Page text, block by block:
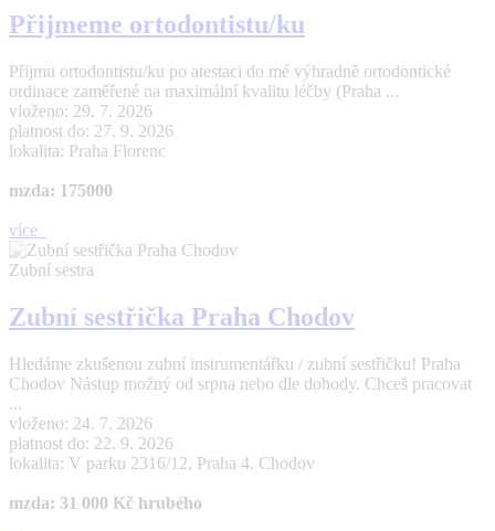
Přijmeme ortodontistu/ku
Přijmu ortodontistu/ku po atestaci do mé výhradně ortodontické
ordinace zaměřené na maximální kvalitu léčby (Praha ...
vloženo: 29. 7. 2026
platnost do: 27. 9. 2026
lokalita: Praha Florenc
mzda: 175000
více
Zubní sestra
Zubní sestřička Praha Chodov
Hledáme zkušenou zubní instrumentářku / zubní sestřičku! Praha
Chodov Nástup možný od srpna nebo dle dohody. Chceš pracovat
...
vloženo: 24. 7. 2026
platnost do: 22. 9. 2026
lokalita: V parku 2316/12, Praha 4. Chodov
mzda: 31 000 Kč hrubého